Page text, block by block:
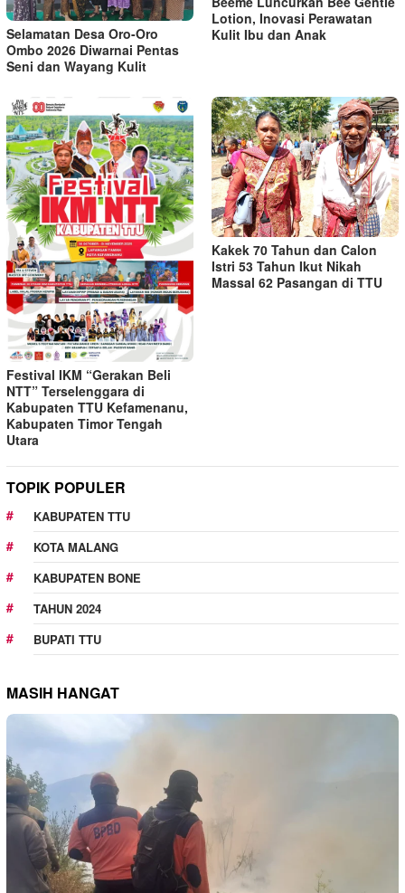
Selamatan Desa Oro-Oro
Ombo 2026 Diwarnai Pentas
Seni dan Wayang Kulit
Lotion, Inovasi Perawatan
Kulit Ibu dan Anak
Festival IKM “Gerakan Beli
NTT” Terselenggara di
Kabupaten TTU Kefamenanu,
Kabupaten Timor Tengah
Utara
Kakek 70 Tahun dan Calon
Istri 53 Tahun Ikut Nikah
Massal 62 Pasangan di TTU
TOPIK POPULER
KABUPATEN TTU
KOTA MALANG
KABUPATEN BONE
TAHUN 2024
BUPATI TTU
MASIH HANGAT